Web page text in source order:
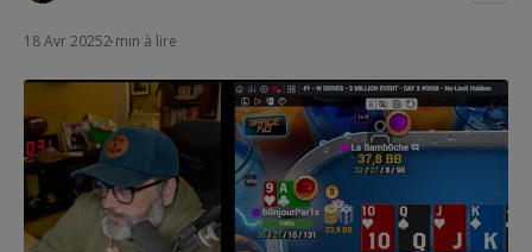
18 Avr 20252 min à lire